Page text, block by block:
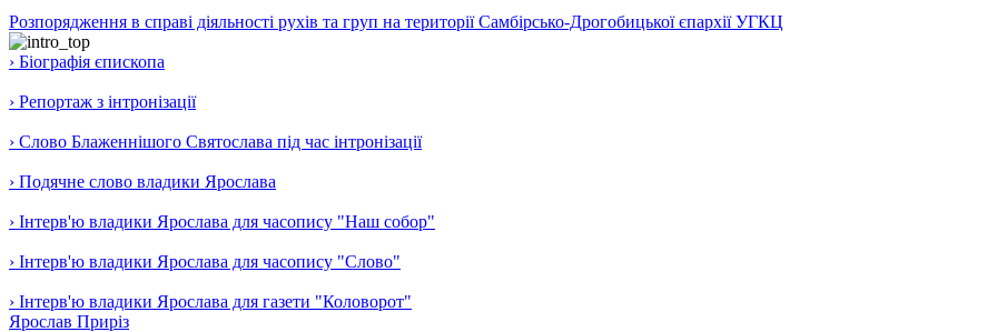
Розпорядження в справі діяльності рухів та груп на території Самбірсько-Дрогобицької єпархії УГКЦ
› Біографія єпископа
› Репортаж з інтронізації
› Слово Блаженнішого Святослава під час інтронізації
› Подячне слово владики Ярослава
› Інтерв'ю владики Ярослава для часопису "Наш собор"
› Інтерв'ю владики Ярослава для часопису "Слово"
› Інтерв'ю владики Ярослава для газети "Коловорот"
Ярослав Приріз